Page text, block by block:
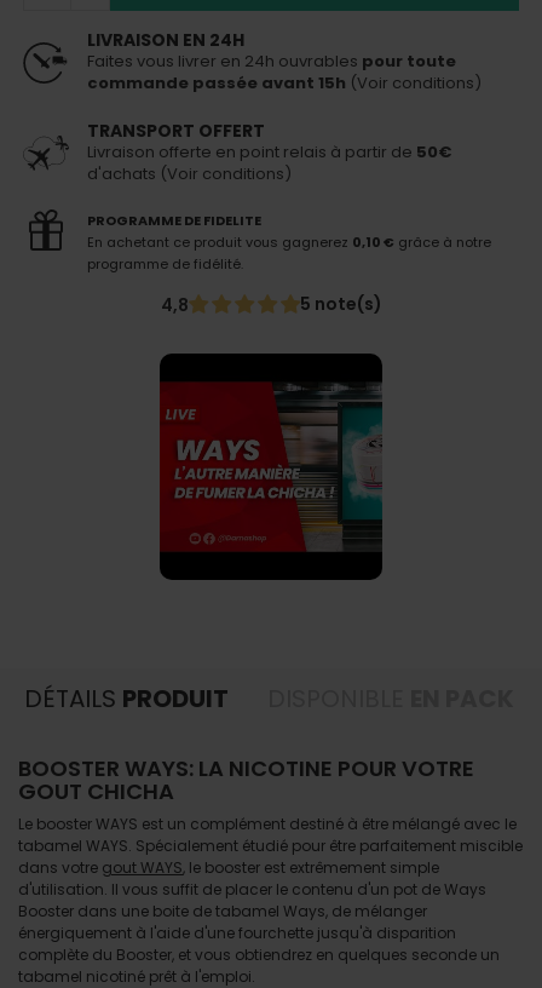
LIVRAISON EN 24H
Faites vous livrer en 24h ouvrables pour toute
commande passée avant 15h (Voir conditions)
TRANSPORT OFFERT
Livraison offerte en point relais à partir de 50€
d'achats (Voir conditions)
PROGRAMME DE FIDELITE
En achetant ce produit vous gagnerez 0,10 € grâce à notre
programme de fidélité.
4,8 5 note(s)
DÉTAILS PRODUIT
BOOSTER WAYS: LA NICOTINE POUR VOTRE
GOUT CHICHA
Le booster WAYS est un complément destiné à être mélangé avec le
tabamel WAYS. Spécialement étudié pour être parfaitement miscible
dans votre gout WAYS, le booster est extrêmement simple
d'utilisation. Il vous suffit de placer le contenu d'un pot de Ways
Booster dans une boite de tabamel Ways, de mélanger
énergiquement à l'aide d'une fourchette jusqu'à disparition
complète du Booster, et vous obtiendrez en quelques seconde un
tabamel nicotiné prêt à l'emploi.